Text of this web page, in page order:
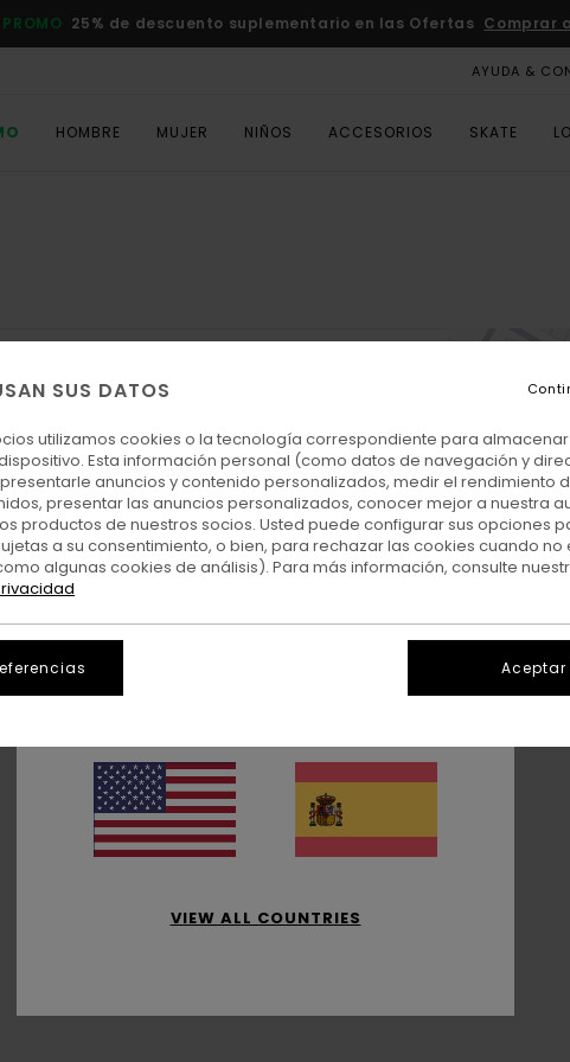
PROMO 25% de descuento suplementario en las Ofertas Comprar
AYUDA &
HOMBRE MUJER NIÑOS ACCESORIOS SKATE
10:00 - 22:00
10:00 - 22:00
10:00 - 22:00
10:00 - 22:00
VIEW ALL COUNTRIES
SUS DATOS
utilizamos cookies o la tecnología correspondiente para
Esta información personal (como datos de navegación y
anuncios y contenido personalizados, medir el rendimiento
presentar las anuncios personalizados, conocer mejor a nuestra
productos de nuestros socios. Usted puede configurar sus opciones
a su consentimiento, o bien, para rechazar las cookies cuando no
algunas cookies de análisis). Para más información, consulte